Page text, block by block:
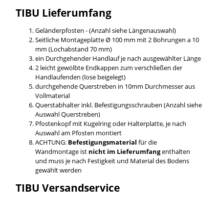
TIBU Lieferumfang
Geländerpfosten - (Anzahl siehe Längenauswahl)
Seitliche Montageplatte Ø 100 mm mit 2 Bohrungen a 10
mm (Lochabstand 70 mm)
ein Durchgehender Handlauf je nach ausgewählter Länge
2 leicht gewölbte Endkappen zum verschließen der
Handlaufenden (lose beigelegt)
durchgehende Querstreben in 10mm Durchmesser aus
Vollmaterial
Querstabhalter inkl. Befestigungsschrauben (Anzahl siehe
Auswahl Querstreben)
Pfostenkopf mit Kugelring oder Halterplatte, je nach
Auswahl am Pfosten montiert
ACHTUNG:Befestigungsmaterial für die
Wandmontage ist nicht im Lieferumfangenthalten
und muss je nach Festigkeit und Material des Bodens
gewählt werden
TIBU Versandservice